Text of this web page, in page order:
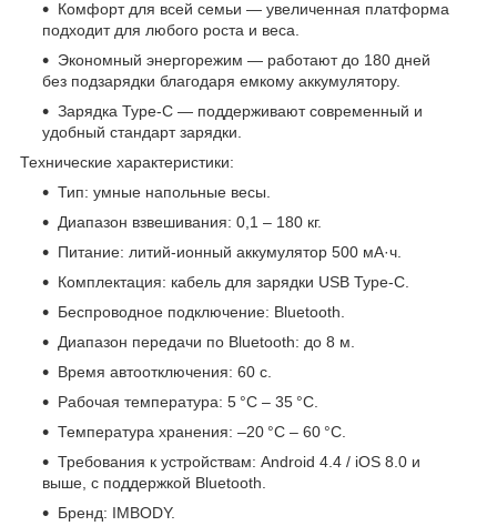
Комфорт для всей семьи — увеличенная платформа
подходит для любого роста и веса.
Экономный энергорежим — работают до 180 дней
без подзарядки благодаря емкому аккумулятору.
Зарядка Type-C — поддерживают современный и
удобный стандарт зарядки.
Технические характеристики:
Тип: умные напольные весы.
Диапазон взвешивания: 0,1 – 180 кг.
Питание: литий-ионный аккумулятор 500 мА·ч.
Комплектация: кабель для зарядки USB Type-C.
Беспроводное подключение: Bluetooth.
Диапазон передачи по Bluetooth: до 8 м.
Время автоотключения: 60 с.
Рабочая температура: 5 °C – 35 °C.
Температура хранения: –20 °C – 60 °C.
Требования к устройствам: Android 4.4 / iOS 8.0 и
выше, с поддержкой Bluetooth.
Бренд: IMBODY.